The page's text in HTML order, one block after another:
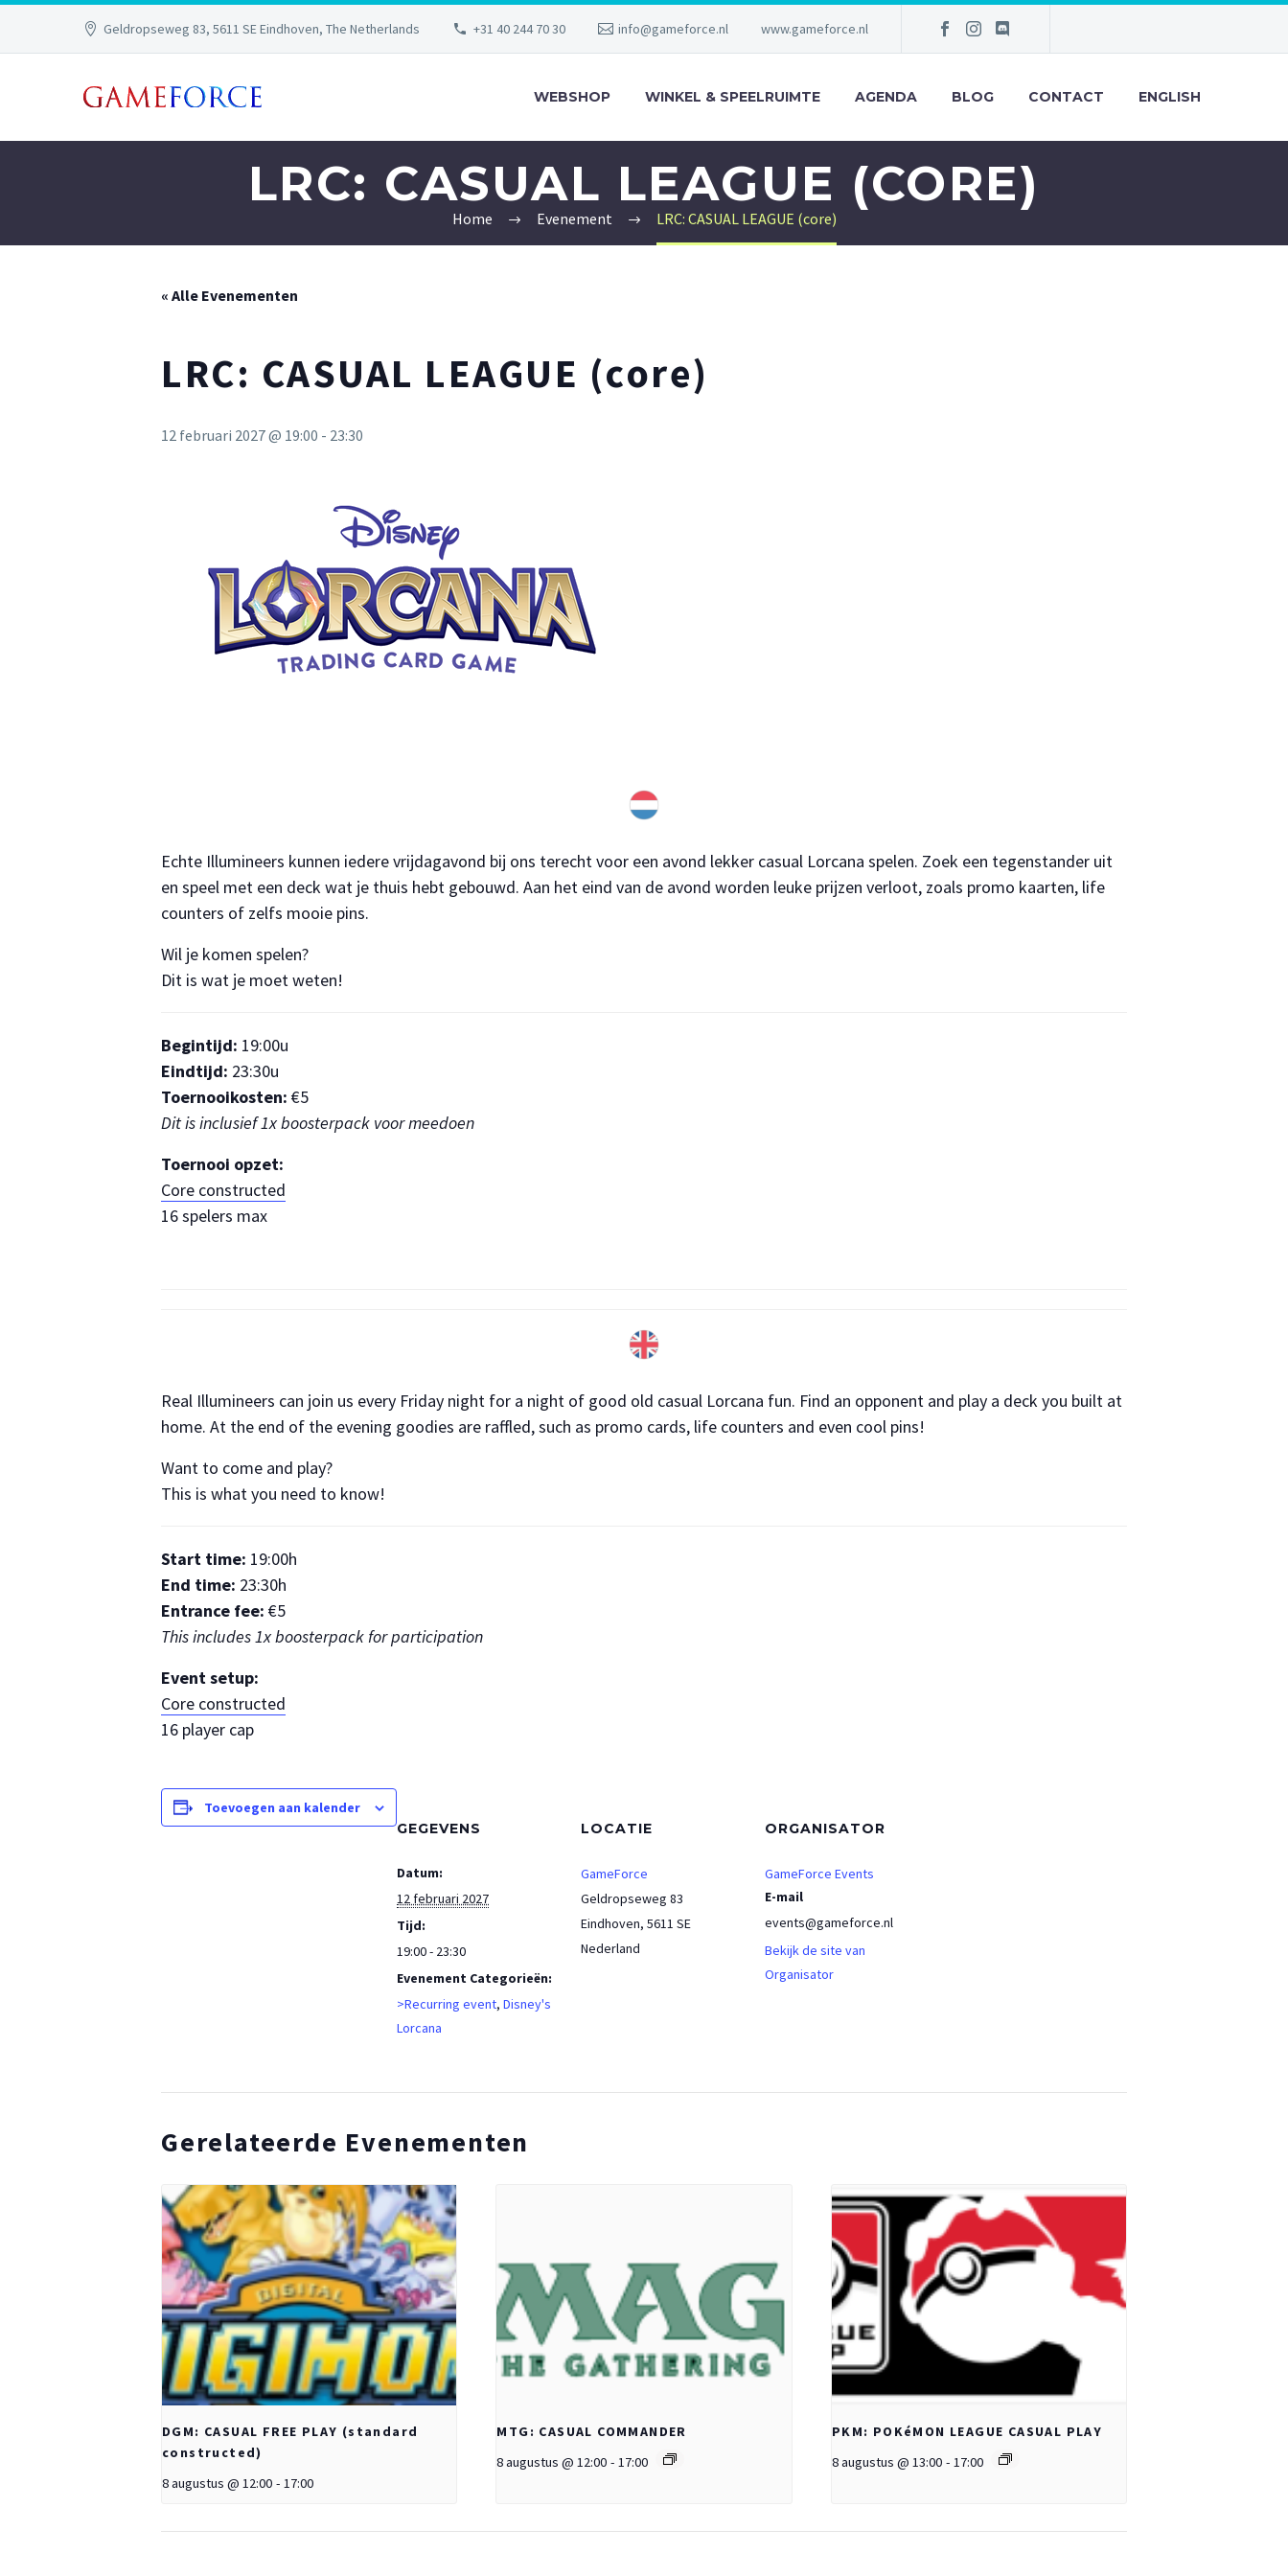
Geldropseweg 83, 5611 SE Eindhoven, The Netherlands +31 40 244 70 30 info@gameforce.nl www.gameforce.nl
WEBSHOP WINKEL & SPEELRUIMTE AGENDA BLOG CONTACT ENGLISH
LRC: CASUAL LEAGUE (CORE)
Home Evenement LRC: CASUAL LEAGUE (core)
« Alle Evenementen
LRC: CASUAL LEAGUE (core)
12 februari 2027 @ 19:00 - 23:30
Echte Illumineers kunnen iedere vrijdagavond bij ons terecht voor een avond lekker casual Lorcana spelen. Zoek een tegenstander uit
en speel met een deck wat je thuis hebt gebouwd. Aan het eind van de avond worden leuke prijzen verloot, zoals promo kaarten, life
counters of zelfs mooie pins.
Wil je komen spelen?
Dit is wat je moet weten!
Begintijd: 19:00u
Eindtijd: 23:30u
Toernooikosten: €5
Dit is inclusief 1x boosterpack voor meedoen
Toernooi opzet:
Core constructed
16 spelers max
Real Illumineers can join us every Friday night for a night of good old casual Lorcana fun. Find an opponent and play a deck you built at
home. At the end of the evening goodies are raffled, such as promo cards, life counters and even cool pins!
Want to come and play?
This is what you need to know!
Start time: 19:00h
End time: 23:30h
Entrance fee: €5
This includes 1x boosterpack for participation
Event setup:
Core constructed
16 player cap
Toevoegen aan kalender
GEGEVENS
Datum:
12 februari 2027
Tijd:
19:00 - 23:30
Evenement Categorieën:
>Recurring event, Disney's
Lorcana
LOCATIE
GameForce
Geldropseweg 83
Eindhoven, 5611 SE
Nederland
ORGANISATOR
GameForce Events
E-mail
events@gameforce.nl
Bekijk de site van
Organisator
Gerelateerde Evenementen
DGM: CASUAL FREE PLAY (standard
constructed)
8 augustus @ 12:00 - 17:00
MTG: CASUAL COMMANDER
8 augustus @ 12:00 - 17:00
PKM: POKéMON LEAGUE CASUAL PLAY
8 augustus @ 13:00 - 17:00